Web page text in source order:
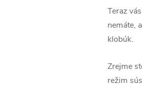
Teraz
nemáte,
klobúk.
Zrejme
režim